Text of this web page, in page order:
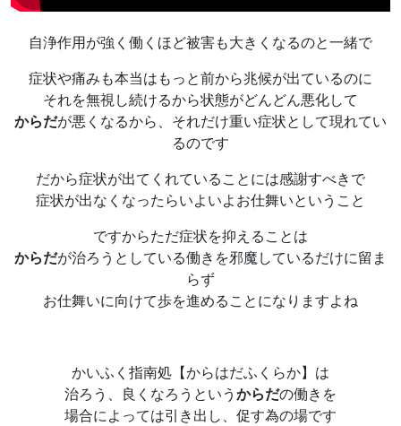
自浄作用が強く働くほど被害も大きくなるのと一緒で
症状や痛みも本当はもっと前から兆候が出ているのに
それを無視し続けるから状態がどんどん悪化して
からだが悪くなるから、それだけ重い症状として現れてい
るのです
だから症状が出てくれていることには感謝すべきで
症状が出なくなったらいよいよお仕舞いということ
ですからただ症状を抑えることは
からだが治ろうとしている働きを邪魔しているだけに留ま
らず
お仕舞いに向けて歩を進めることになりますよね
かいふく指南処【からはだふくらか】は
治ろう、良くなろうというからだの働きを
場合によっては引き出し、促す為の場です